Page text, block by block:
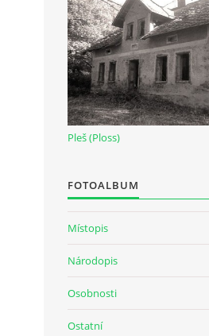
Pleš (Ploss)
FOTOALBUM
Místopis
Národopis
Osobnosti
Ostatní